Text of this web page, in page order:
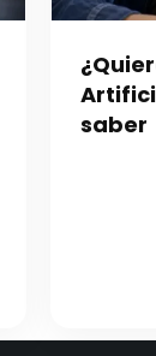
saber